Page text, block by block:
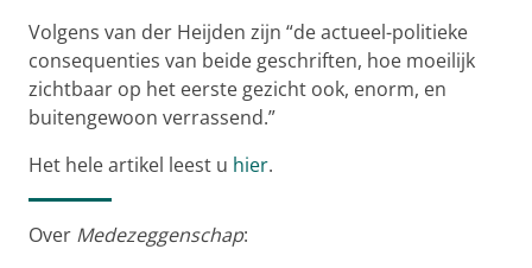
Volgens van der Heijden zijn “de actueel-politieke
consequenties van beide geschriften, hoe moeilijk
zichtbaar op het eerste gezicht ook, enorm, en
buitengewoon verrassend.”
Het hele artikel leest u hier.
Over Medezeggenschap: